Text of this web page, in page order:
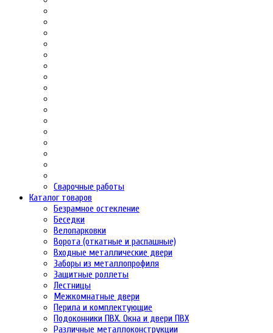
Сварочные работы
Каталог товаров
Безрамное остекление
Беседки
Велопарковки
Ворота (откатные и распашные)
Входные металлические двери
Заборы из металлопрофиля
Защитные роллеты
Лестницы
Межкомнатные двери
Перила и комплектующие
Подоконники ПВХ. Окна и двери ПВХ
Различные металлоконструкции